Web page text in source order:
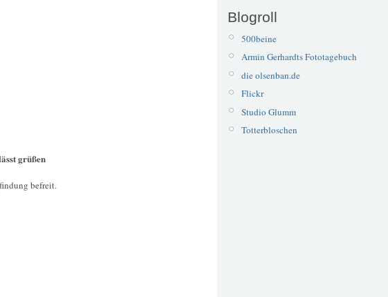
grüßen
befreit.
Blogroll
500beine
Armin Gerhardts Fototagebuch
die olsenban.de
Flickr
Studio Glumm
Totterbloschen